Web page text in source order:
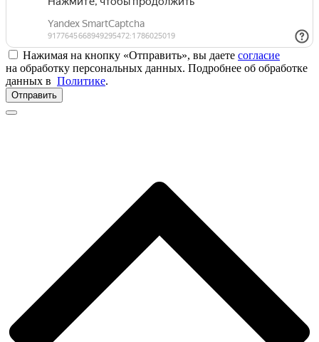
Нажимая на кнопку «Отправить», вы даете согласие
на обработку персональных данных. Подробнее об обработке
данных в Политике.
Отправить